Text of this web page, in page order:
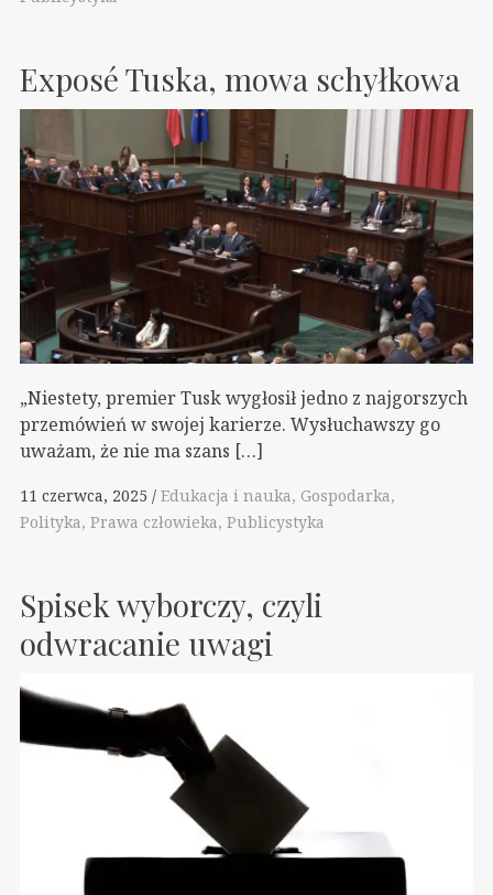
Exposé Tuska, mowa schyłkowa
„Niestety, premier Tusk wygłosił jedno z najgorszych
przemówień w swojej karierze. Wysłuchawszy go
uważam, że nie ma szans […]
11 czerwca, 2025 Edukacja i nauka Gospodarka
Polityka Prawa człowieka Publicystyka
Spisek wyborczy, czyli
odwracanie uwagi